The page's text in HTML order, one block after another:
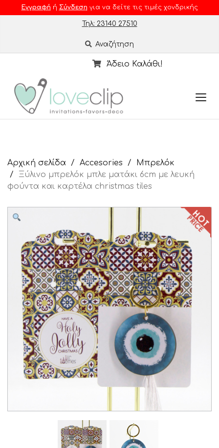
Εγγραφή ή Σύνδεση για να δείτε τις τιμές χονδρικής
Τηλ: 23140 27510
Αναζήτηση
Άδειο Καλάθι!
Αρχική σελίδα Accesories
Μπρελόκ
Ξύλινο μπρελόκ μπλε ματάκι 6cm με λευκή
φούντα και καρτέλα christmas tiles